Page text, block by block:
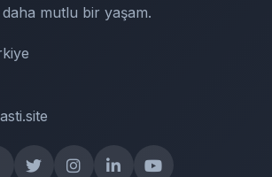
mutlu bir yaşam.